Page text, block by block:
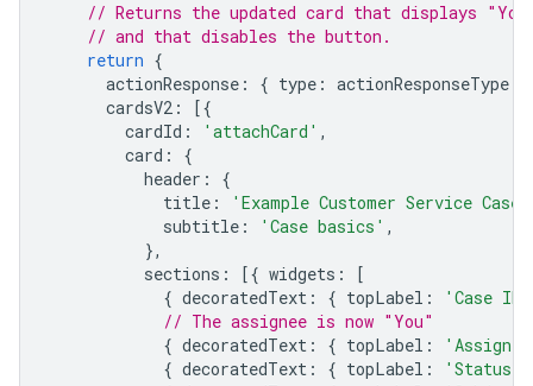
// Returns the updated card that displays
// and that disables the button.
return {
actionResponse : { type : actionResponseType
cardsV2 :
[{
cardId : 'attachCard' ,
card :
{
header :
{
title : 'Example Customer Service Case'
subtitle : 'Case basics' ,
},
sections : [{ widgets :
[
{ decoratedText : { topLabel : 'Case ID'
// The assignee is now "You"
{ decoratedText : { topLabel :
{ decoratedText : { topLabel : 'Status'